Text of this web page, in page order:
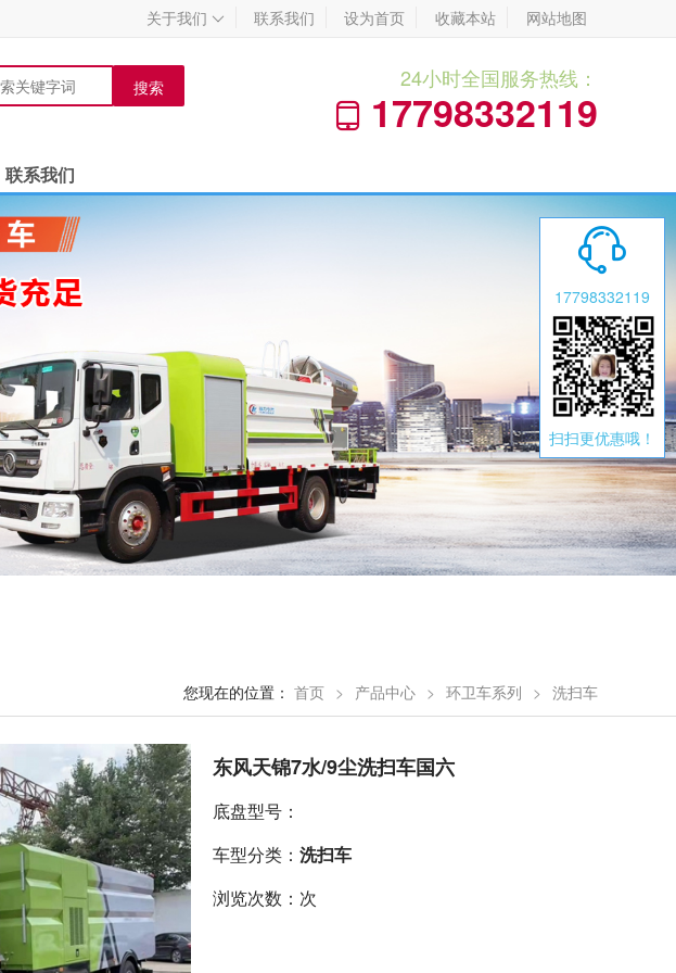
关于我们  联系我们 设为首页 收藏本站 网站地图
搜索
24小时全国服务热线：
 17798332119
联系我们
您现在的位置： 首页 > 产品中心 > 环卫车系列 > 洗扫车
东风天锦7水/9尘洗扫车国六
底盘型号：
车型分类： 洗扫车
浏览次数：次

17798332119
扫扫更优惠哦！